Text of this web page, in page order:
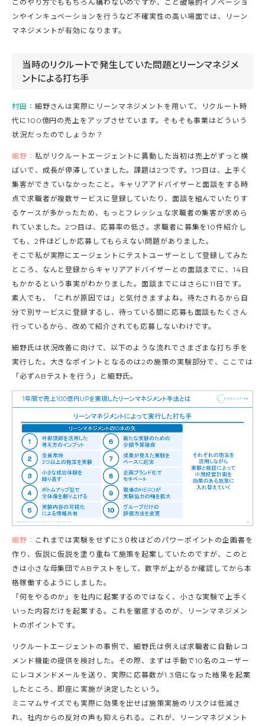
このやり方でももちろん構わないのですが、こと破壊的イノベーショ
ンやインキュベーションを行うなど不確実性の高い場面では、リーン
マネジメントが有効になります。
当時のリクルートで発生していた問題とリーンマネジメ
ントによる打ち手
村田： 細野さんは実際にリーンマネジメントを用いて、リクルート時
代に100億円の売上をアップさせています。そもそも事業はどういう
状況だったのでしょうか？
細野： 私がリクルートエージェントに異動した当初は売上がずっと横
ばいで、成長が停滞していました。課題は2つです。1つ目は、上手く
集客ができていなかったこと。キャリアアドバイザーと面談をする時
点で求職者が複数サービスに登録していたり、面談を組んでいたりす
るケースが多かったため、もっとフレッシュな求職者の集客が求めら
れていました。2つ目は、応募率の低さ。求職者に募集を10件紹介し
ても、2件ほどしか応募してもらえない問題がありました。
そこで私が実際にエージェントにテストユーザーとして登録してみた
ところ、なんと登録からキャリアアドバイザーとの面談までに、14日
もかかるという事実がわかりました。面談までにはさらに11日です。
素人でも、「これが原因では」と気付きますよね。待たされるから自
分で別サービスに登録するし、待っている間に応募も面談もたくさん
行っているから、改めて紹介されても応募しないわけです。
細野氏は状況改善に向けて、以下のような流れでさまざまな打ち手を
実行した。大きなポイントとなるのは2の施策の実験部分で、ここでは
「必ずABテストを行う」と細野氏。
細野： これまでは実験をせずに3０枚ほどのパワーポイントの企画書を
作り、仮説に仮説を塗り重ねて施策を起案していたのですが、このと
きは小さな母集団でABテストをして、数字が上がるか確認してから本
格稼働するようにしました。
「何をやるのか」を社内に起案するのではなく、小さな実験で上手く
いった内容だけを起案する。これを徹底するのが、リーンマネジメン
トのポイントです。
リクルートエージェントの事例で、細野氏は例えば求職者に自動レコ
メンド機能の提供を検討した。その際、まずは手動で10名のユーザー
にレコメンドメールを送り、実際に応募数が1.3倍になった結果を起案
したところ、即座に実施が決定したという。
ミニマムサイズでも実際に効果を出せば施策実施のリスクは低減さ
れ、社内からの反対の声も抑えられる。これが、リーンマネジメント